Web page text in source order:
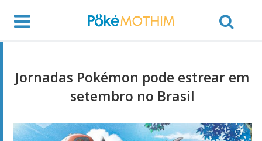
Jornadas Pokémon pode estrear em
setembro no Brasil